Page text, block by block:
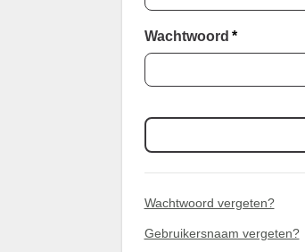
Wachtwoord *
Wachtwoord vergeten?
Gebruikersnaam vergeten?